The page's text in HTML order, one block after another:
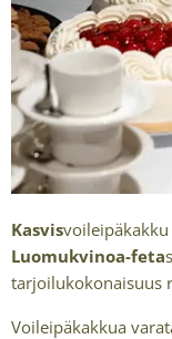
Kasvisvoileipäkakku
Luomukvinoa-feta
tarjoilukokonaisuus
Voileipäkakkua